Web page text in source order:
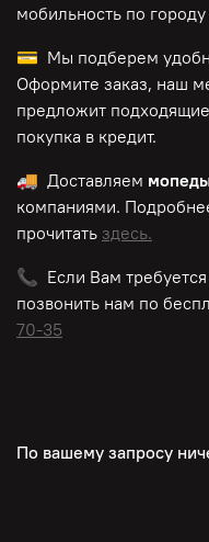
мобильность по
💳 Мы подберем
Оформите заказ, наш
предложит
покупка в кредит.
🚚 Доставляем
компаниями.
прочитать здесь.
📞 Если Вам
позвонить нам по
70-35
По вашему запросу